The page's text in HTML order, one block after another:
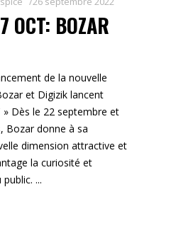
OCT: BOZAR
de la nouvelle
et Digizik lancent
» Dès le 22 septembre et
Bozar donne à sa
dimension attractive et
la curiosité et
public.